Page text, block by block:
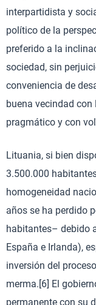
interpartidista y
político de la
preferido a la
sociedad, sin
conveniencia de
buena vecindad
pragmático y con
Lituania, si bien
3.500.000
homogeneidad
años se ha perdido
habitantes– debido
España e Irlanda),
inversión del
merma.[6] El
permanente con su